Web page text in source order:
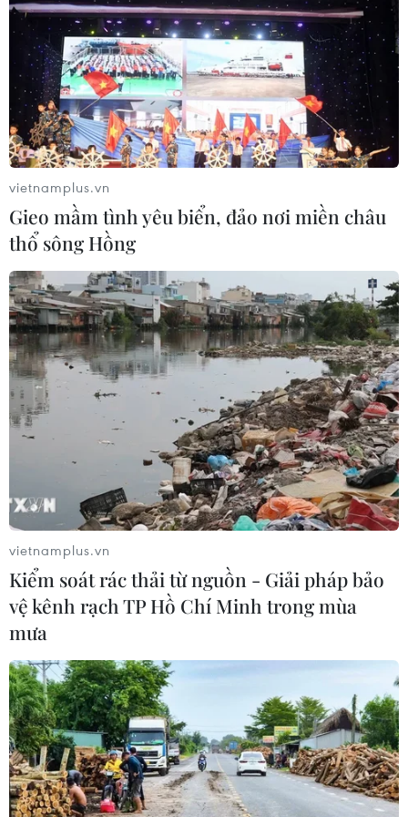
nhờ đà hồi phục của cổ phiếu công
nghệ
05/08/2026 11:00
Thị trường IPO Đông Nam Á nửa đầu
năm 2026: Giá trị tăng, số lượng giảm
Doanh thu hậu IPO tăng vọt, cổ
phiếu SpaceX vẫn rớt giá do "đốt
tiền" cho AI
05/08/2026 06:51
Phố Wall lập kỷ lục mới nhờ đà tăng
của nhóm cổ phiếu AI
05/08/2026 00:37
Tỷ phú Jeff Bezos bán 15 triệu cổ
phiếu Amazon trị giá hơn 4 tỷ USD
04/08/2026 23:29
Phố Wall lập đỉnh lịch sử khi giá dầu
lao dốc mạnh
04/08/2026 00:59
Thị trường chứng khoán thế giới:
Nhà đầu tư chấp chới
vietnamplus.vn
Gieo mầm tình yêu biển, đảo nơi miền châu
thổ sông Hồng
vietnamplus.vn
Kiểm soát rác thải từ nguồn - Giải pháp bảo
vệ kênh rạch TP Hồ Chí Minh trong mùa
mưa